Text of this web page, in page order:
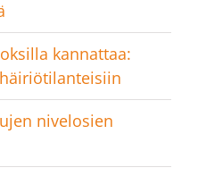
kannattaa:
nivelosien